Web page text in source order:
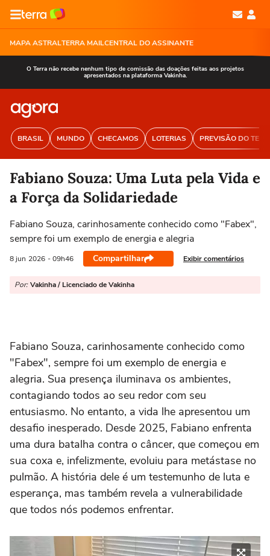
MAPA ASTRALTERRA MAILCENTRAL DO ASSINANTE
O Terra não recebe nenhum tipo de comissão das doações feitas aos projetos
apresentados na plataforma Vakinha.
BRASIL MUNDO CHECAMOS LOTERIAS PREVISÃO DO
Fabiano Souza: Uma Luta pela Vida e
a Força da Solidariedade
Fabiano Souza, carinhosamente conhecido como "Fabex",
sempre foi um exemplo de energia e alegria
8 jun 2026 - 09h46 Compartilhar Exibir comentários
Por: Vakinha / Licenciado de Vakinha
Fabiano Souza, carinhosamente conhecido como
"Fabex", sempre foi um exemplo de energia e
alegria. Sua presença iluminava os ambientes,
contagiando todos ao seu redor com seu
entusiasmo. No entanto, a vida lhe apresentou um
desafio inesperado. Desde 2025, Fabiano enfrenta
uma dura batalha contra o câncer, que começou em
sua coxa e, infelizmente, evoluiu para metástase no
pulmão. A história dele é um testemunho de luta e
esperança, mas também revela a vulnerabilidade
que todos nós podemos enfrentar.